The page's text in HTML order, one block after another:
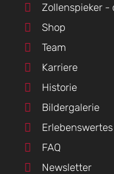
Zollenspieker -
Shop
Team
Karriere
Historie
Bildergalerie
Erlebenswertes
FAQ
Newsletter